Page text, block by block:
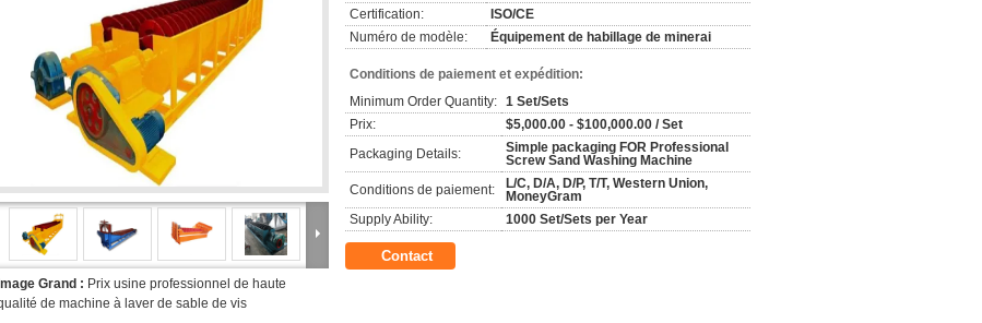
Image Grand : Prix usine professionnel de haute
de machine à laver de sable de vis
Certification:
ISO/CE
Numéro de modèle:
Équipement de habillage de minerai
Conditions de paiement et expédition:
Minimum Order Quantity: 1 Set/Sets
Prix:
$5,000.00 - $100,000.00 / Set
Packaging Details:
Simple packaging FOR Professional
Screw Sand Washing Machine
Conditions de paiement:
L/C, D/A, D/P, T/T, Western Union,
MoneyGram
Supply Ability:
1000 Set/Sets per Year
Contact